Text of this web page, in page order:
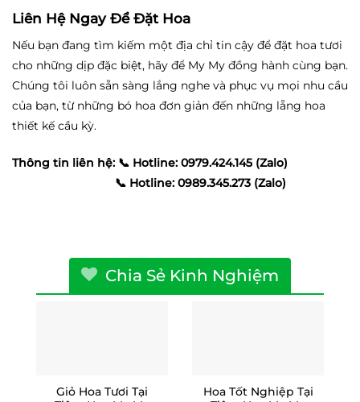
Liên Hệ Ngay Để Đặt Hoa
Nếu bạn đang tìm kiếm một địa chỉ tin cậy để đặt hoa tươi
cho những dịp đặc biệt, hãy để My My đồng hành cùng bạn.
Chúng tôi luôn sẵn sàng lắng nghe và phục vụ mọi nhu cầu
của bạn, từ những bó hoa đơn giản đến những lẵng hoa
thiết kế cầu kỳ.
Thông tin liên hệ: 📞 Hotline: 0979.424.145 (Zalo)
📞 Hotline: 0989.345.273 (Zalo)
Chia Sẻ Kinh Nghiệm
Giỏ Hoa Tươi Tại
Hoa Tốt Nghiệp Tại